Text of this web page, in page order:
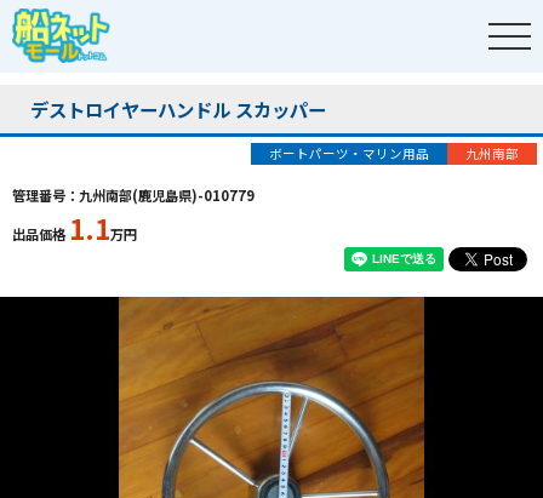
デストロイヤーハンドル スカッパー
ボートパーツ・マリン用品 九州南部
管理番号：九州南部(鹿児島県)-010779
出品価格 1.1万円